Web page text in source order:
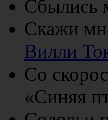
Сбылись
Скажи
Вилли
Со
«Синяя